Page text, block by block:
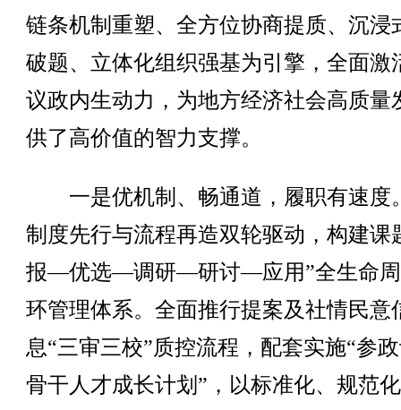
链条机制重塑、全方位协商提质、沉浸
破题、立体化组织强基为引擎，全面激
议政内生动力，为地方经济社会高质量
供了高价值的智力支撑。
一是优机制、畅通道，履职有速度
制度先行与流程再造双轮驱动，构建课
报—优选—调研—研讨—应用”全生命
环管理体系。全面推行提案及社情民意
息“三审三校”质控流程，配套实施“参
骨干人才成长计划”，以标准化、规范